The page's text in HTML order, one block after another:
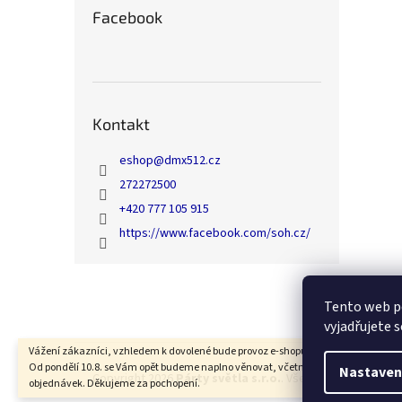
Tento web
vyjadřujete
Vážení zákazníci, vzhledem k dovolené bude provoz e-shopu od 6.8. do 7.8.
Od pondělí 10.8. se Vám opět budeme naplno věnovat, včetně expedice Vašich
objednávek. Děkujeme za pochopení.
Facebook
Kontakt
eshop@dmx512.cz
272272500
+420 777 105 915
https://www.facebook.com/soh.cz/
Copyright 2026Párty světla s.r.o. . Všechna práva